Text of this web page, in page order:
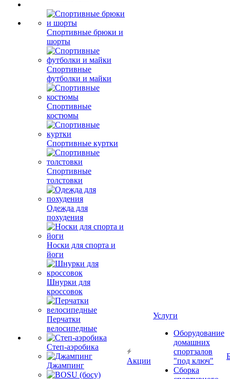
Спортивные брюки и
шорты
Спортивные
футболки и майки
Спортивные
костюмы
Спортивные куртки
Спортивные
толстовки
Одежда для
похудения
Носки для спорта и
йоги
Шнурки для
кроссовок
Перчатки
велосипедные
Степ-аэробика
Джампинг
Акции
Услуги
Оборудование
домашних
спортзалов
"под ключ"
Сборка